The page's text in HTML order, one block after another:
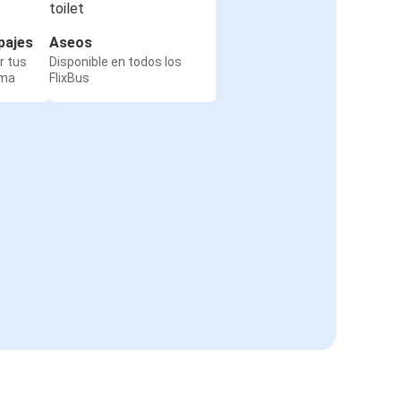
tus
Aseos
Disponible en todos los
FlixBus